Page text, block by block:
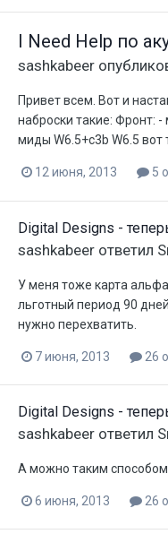
I Need Help по
sashkabeer
Привет всем. Вот и
наброски такие: Фронт:
миды W6.5+c3b W6.5 вот
12 июня, 2013 5
Digital Designs -
sashkabeer ответил
У меня тоже карта
льготный период 90
нужно перехватить.
7 июня, 2013 26
Digital Designs -
sashkabeer ответил
А можно таким
6 июня, 2013 26